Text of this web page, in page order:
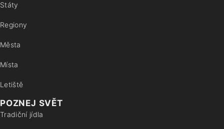
Státy
Regiony
Města
Místa
Letiště
POZNEJ SVĚT
Tradiční jídla